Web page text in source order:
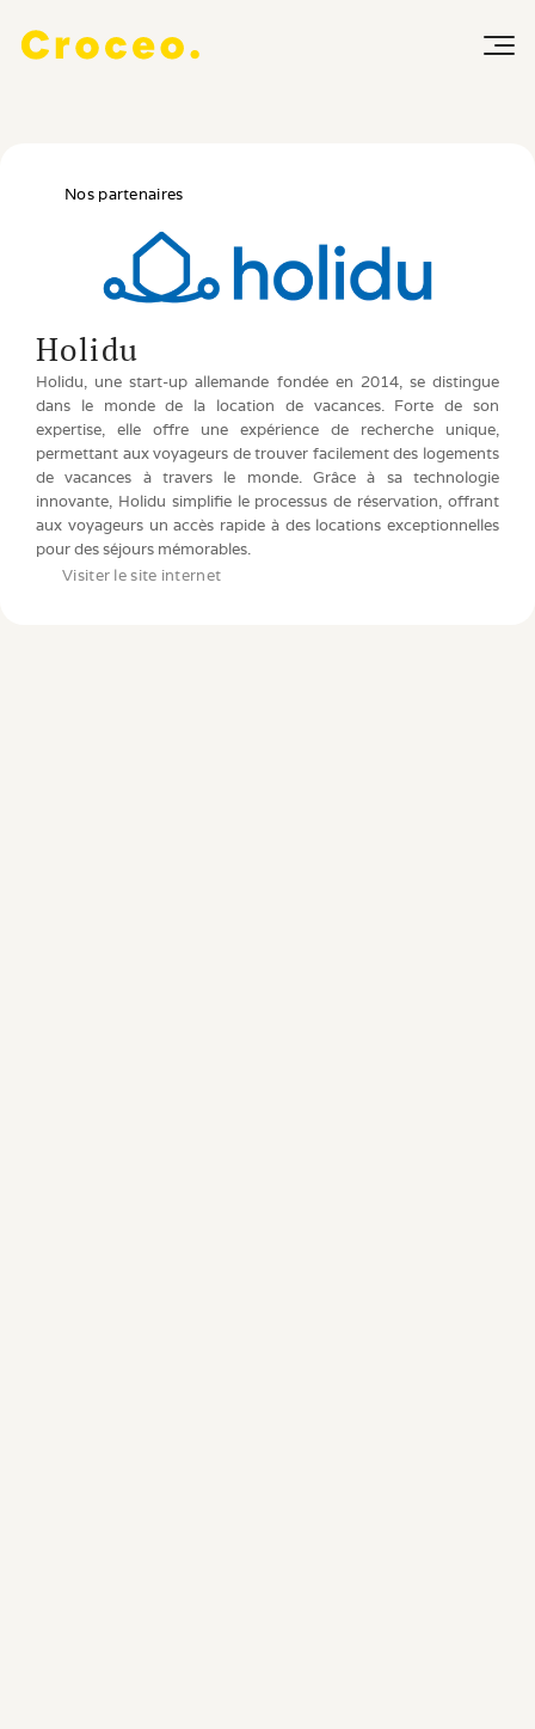
Nos partenaires
Holidu
Holidu, une start-up allemande fondée en 2014, se distingue
dans le monde de la location de vacances. Forte de son
expertise, elle offre une expérience de recherche unique,
permettant aux voyageurs de trouver facilement des logements
de vacances à travers le monde. Grâce à sa technologie
innovante, Holidu simplifie le processus de réservation, offrant
aux voyageurs un accès rapide à des locations exceptionnelles
pour des séjours mémorables.
Visiter le site internet